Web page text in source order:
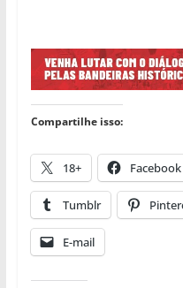
Compartilhe isso:
18+ Facebook
Tumblr
E-mail